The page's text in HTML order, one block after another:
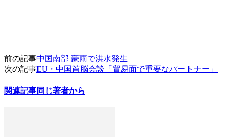
前の記事中国南部 豪雨で洪水発生
次の記事EU・中国首脳会談「貿易面で重要なパートナー」
関連記事同じ著者から